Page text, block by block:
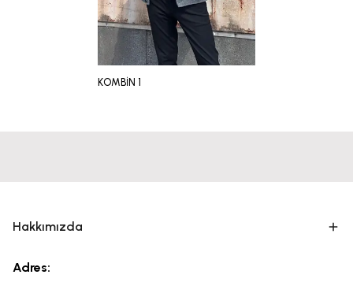
KOMBİN 1
Hakkımızda
Adres: